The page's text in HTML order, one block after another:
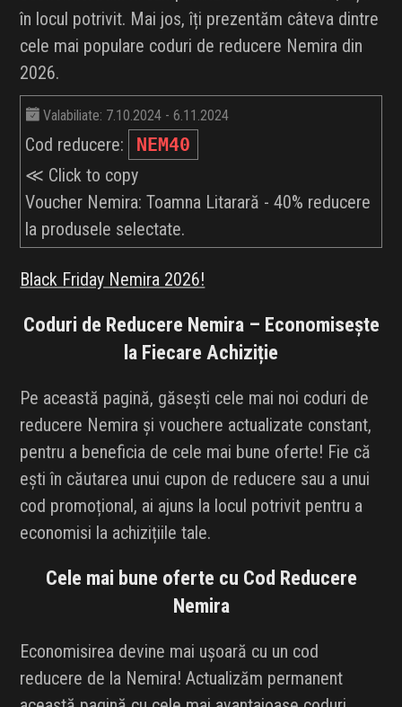
FAVORITE
în locul potrivit. Mai jos, îți prezentăm câteva dintre
cele mai populare coduri de reducere Nemira din
2026.
Valabiliate: 7.10.2024 - 6.11.2024
Cod reducere:
NEM40
≪ Click to copy
Voucher Nemira: Toamna Litarară - 40% reducere
la produsele selectate.
Black Friday Nemira 2026!
Coduri de Reducere Nemira – Economisește
la Fiecare Achiziție
Pe această pagină, găsești cele mai noi coduri de
reducere Nemira și vouchere actualizate constant,
pentru a beneficia de cele mai bune oferte! Fie că
ești în căutarea unui cupon de reducere sau a unui
cod promoțional, ai ajuns la locul potrivit pentru a
economisi la achizițiile tale.
Cele mai bune oferte cu Cod Reducere
Nemira
Economisirea devine mai ușoară cu un cod
reducere de la Nemira! Actualizăm permanent